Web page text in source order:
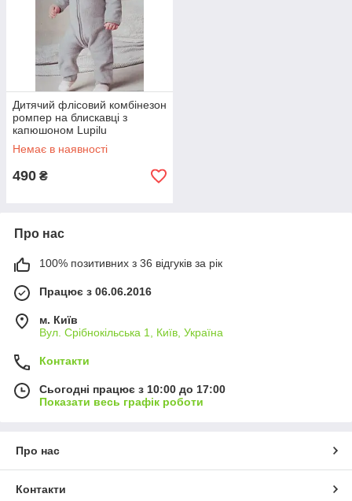
Дитячий флісовий комбінезон
ромпер на блискавці з
капюшоном Lupilu
Немає в наявності
490 ₴
Про нас
100% позитивних з 36 відгуків за рік
Працює з 06.06.2016
м. Київ
Вул. Срібнокільська 1, Київ, Україна
Контакти
Сьогодні працює з 10:00 до 17:00
Показати весь графік роботи
Про нас
Контакти